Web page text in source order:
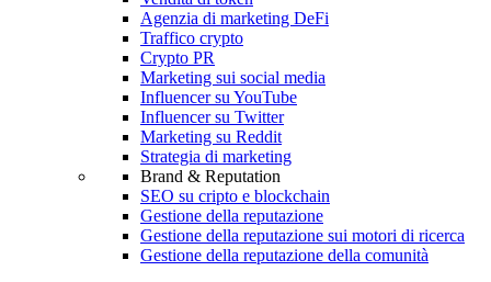
Agenzia di marketing DeFi
Traffico crypto
Crypto PR
Marketing sui social media
Influencer su YouTube
Influencer su Twitter
Marketing su Reddit
Strategia di marketing
Brand & Reputation
SEO su cripto e blockchain
Gestione della reputazione
Gestione della reputazione sui motori di ricerca
Gestione della reputazione della comunità